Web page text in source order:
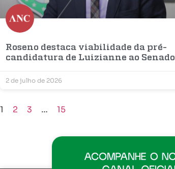
Roseno destaca viabilidade da pré-
candidatura de Luizianne ao Senado
2 de julho de 2026
1 2 3 … 15